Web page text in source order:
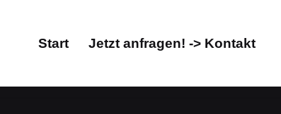
Start Jetzt anfragen! -> Kontakt